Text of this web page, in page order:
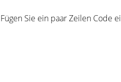
Sie ein paar Zeilen Code